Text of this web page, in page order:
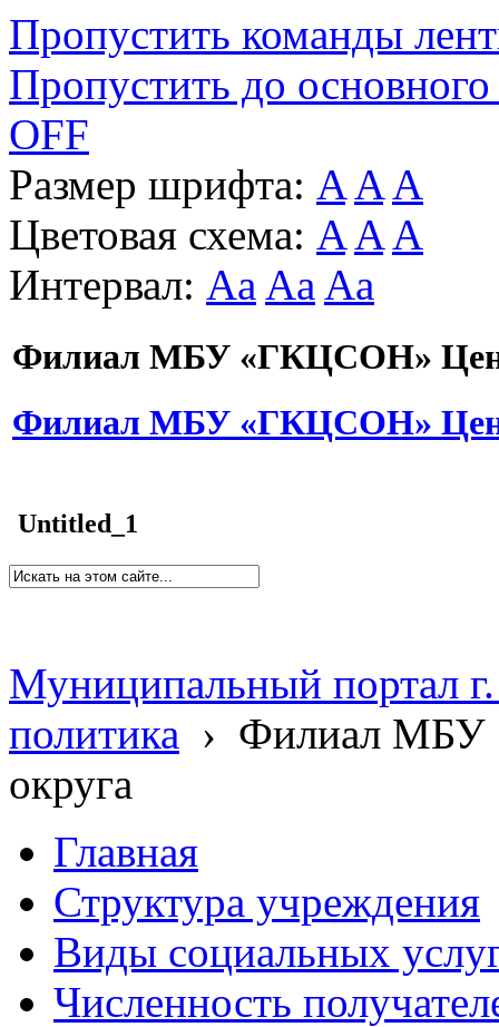
Пропустить команды
Пропустить до основного
OFF
Размер шрифта: A A A
Цветовая схема: A A A
Интервал: Aa Aa Aa
Филиал МБУ «ГКЦСОН»
Филиал МБУ «ГКЦСОН»
Untitled_1
Муниципальный портал
политика › Филиал МБУ
округа
Главная
Структура учреждения
Виды социальных
Численность